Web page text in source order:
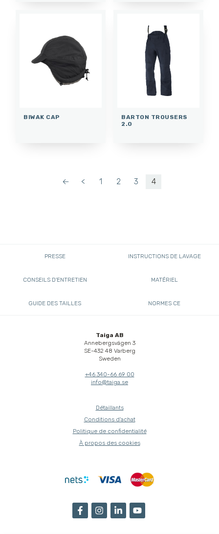
BIWAK CAP
BARTON TROUSERS
2.0
← < 1 2 3 4
PRESSE INSTRUCTIONS DE LAVAGE
CONSEILS D'ENTRETIEN MATÉRIEL
GUIDE DES TAILLES NORMES CE
Taiga AB
Annebergsvägen 3
SE-432 48 Varberg
Sweden
+46 340-66 69 00
info@taiga.se
Détaillants
Conditions d'achat
Politique de confidentialité
À propos des cookies